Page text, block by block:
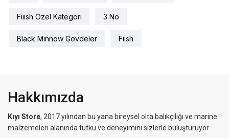
Fiiish Özel Kategori 3 No
Black Minnow Gövdeler Fiish
Hakkımızda
Kıyı Store, 2017 yılından bu yana bireysel olta balıkçılığı ve marine
malzemeleri alanında tutku ve deneyimini sizlerle buluşturuyor.